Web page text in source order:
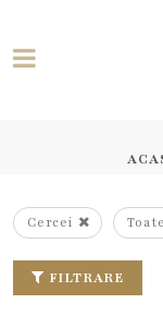
Cercei
FILTRARE